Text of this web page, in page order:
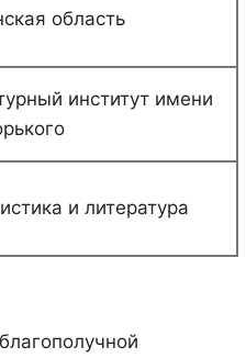
область
институт имени
и литература